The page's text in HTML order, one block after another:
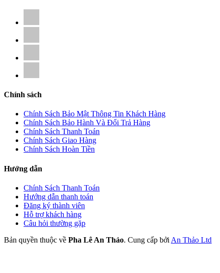
Chính sách
Chính Sách Bảo Mật Thông Tin Khách Hàng
Chính Sách Bảo Hành Và Đổi Trả Hàng
Chính Sách Thanh Toán
Chính Sách Giao Hàng
Chính Sách Hoàn Tiền
Hướng dẫn
Chính Sách Thanh Toán
Hướng dẫn thanh toán
Đăng ký thành viên
Hỗ trợ khách hàng
Câu hỏi thường gặp
Bản quyền thuộc về Pha Lê An Thảo. Cung cấp bởi An Thảo Ltd